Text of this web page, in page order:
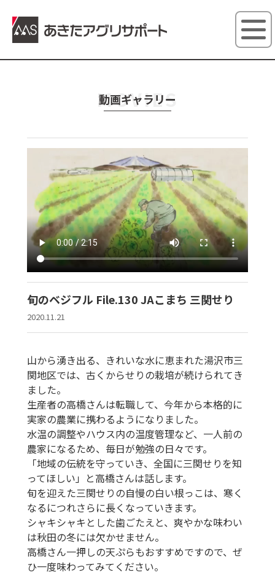
あきたア
動画ギャラリー
MOVIES
旬のベジフル File.130 JAこまち 三関せり
2020.11.21
山から湧き出る、きれいな水に恵まれた湯沢市三
関地区では、古くからせりの栽培が続けられてき
ました。
生産者の高橋さんは転職して、今年から本格的に
実家の農業に携わるようになりました。
水温の調整やハウス内の温度管理など、一人前の
農家になるため、毎日が勉強の日々です。
「地域の伝統を守っていき、全国に三関せりを知
ってほしい」と高橋さんは話します。
旬を迎えた三関せりの自慢の白い根っこは、寒く
なるにつれさらに長くなっていきます。
シャキシャキとした歯ごたえと、爽やかな味わい
は秋田の冬には欠かせません。
高橋さん一押しの天ぷらもおすすめですので、ぜ
ひ一度味わってみてください。